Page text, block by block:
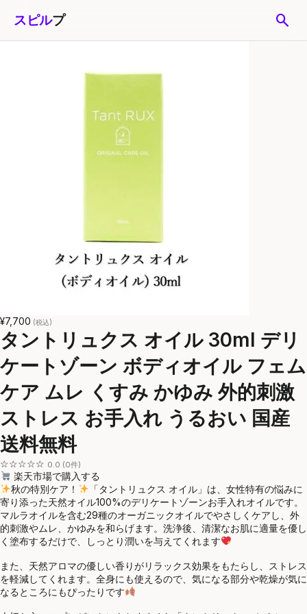
スピルプ search
¥7,700 (税込)
タントリュクス オイル 30ml デリ
ケートゾーン ボディオイル フェム
ケア ムレ くすみ かゆみ 外的刺激
ストレス お手入れ うるおい 国産
送料無料
☆☆☆☆☆ 0.0 (0件)
楽天市場で購入する
秋の特別ケア！
「タントリュクス オイル」は、女性特有の悩みに
寄り添った天然オイル100%のデリケートゾーンお手入れオイルです。
マルラオイルを含む29種のオーガニックオイルでやさしくケアし、外
的刺激やムレ、かゆみを和らげます。洗浄後、清潔なお肌に適量を優し
く塗布するだけで、しっとり潤いを与えてくれます
また、天然アロマの優しい香りがリラックス効果をもたらし、ストレス
を軽減してくれます。全身にも使えるので、気になる部分や乾燥が気に
なるところにもぴったりです